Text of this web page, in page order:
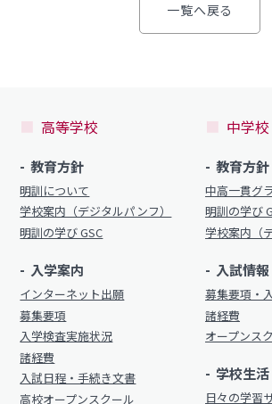
日々の学習サイクル
部活動情報
制服（中学）
各種書類
各種書類ダウンロード
学校案内
高校1日体験入部
進路・部活動など
進路概況
部活動情報
制服（高校）
各種書類
一覧へ戻る
高等学校
教育方針
明訓について
学校案内（デジタルパンフ）
明訓の学び GSC
入学案内
インターネット出願
募集要項
入学検査実施状況
諸経費
入試日程・手続き文書
高校オープンスクール
中学校
教育方針
中高一貫グ
明訓の学び
学校案内（
入試情報
募集要項・
諸経費
オープンス
学校生活
日々の学習